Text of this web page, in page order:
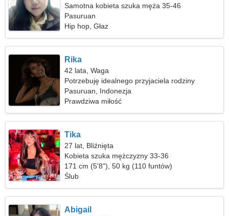
Samotna kobieta szuka męża 35-46
Pasuruan
Hip hop, Głaz
Rika
42 lata, Waga
Potrzebuję idealnego przyjaciela rodziny
Pasuruan, Indonezja
Prawdziwa miłość
Tika
27 lat, Bliźnięta
Kobieta szuka mężczyzny 33-36
171 cm (5'8"), 50 kg (110 funtów)
Ślub
Abigail